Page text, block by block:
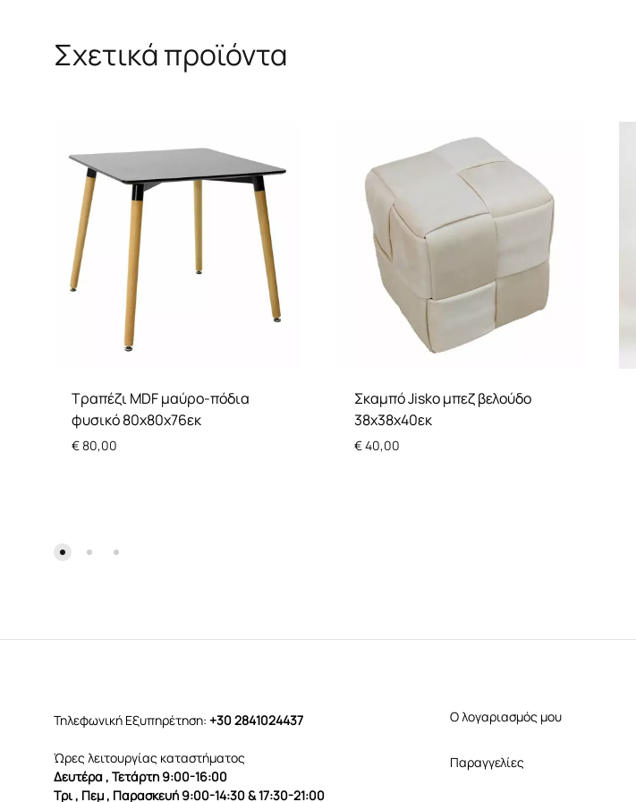
Σχετικά προϊόντα
Τραπέζι MDF μαύρο-πόδια
φυσικό 80x80x76εκ
€80,00
Σκαμπό Jisko μπεζ βελούδο
38x38x40εκ
€40,00
Τηλεφωνική Εξυπηρέτηση: +30 2841024437
Ώρες λειτουργίας καταστήματος
Δευτέρα , Τετάρτη 9:00-16:00
Τρι , Πεμ , Παρασκευή 9:00-14:30 & 17:30-21:00
Ο λογαριασμός μου
Παραγγελίες